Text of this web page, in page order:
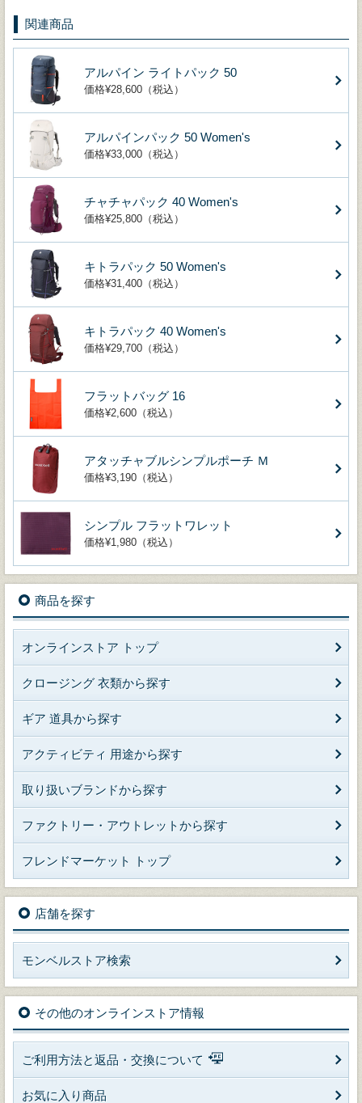
関連商品
アルパイン ライトパック 50
価格¥28,600（税込）
アルパインパック 50 Women's
価格¥33,000（税込）
チャチャパック 40 Women's
価格¥25,800（税込）
キトラパック 50 Women's
価格¥31,400（税込）
キトラパック 40 Women's
価格¥29,700（税込）
フラットバッグ 16
価格¥2,600（税込）
アタッチャブルシンプルポーチ Ｍ
価格¥3,190（税込）
シンプル フラットワレット
価格¥1,980（税込）
商品を探す
オンラインストア トップ
クロージング 衣類から探す
ギア 道具から探す
アクティビティ 用途から探す
取り扱いブランドから探す
ファクトリー・アウトレットから探す
フレンドマーケット トップ
店舗を探す
モンベルストア検索
その他のオンラインストア情報
ご利用方法と返品・交換について
お気に入り商品